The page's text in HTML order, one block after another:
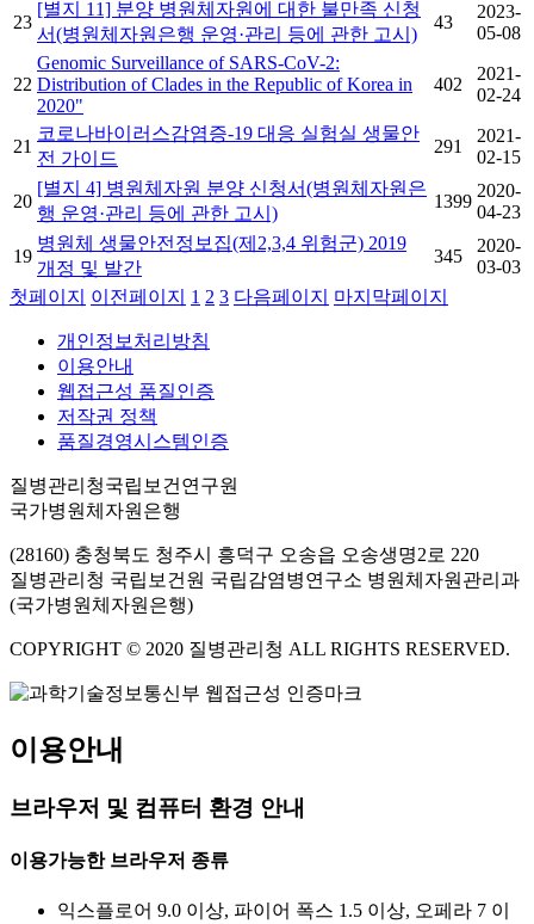
23
[별지 11] 분양 병원체자원에 대한 불만족 신청
서(병원체자원은행 운영·관리 등에 관한 고시)
43
2023-
05-08
22
Genomic Surveillance of SARS-CoV-2:
Distribution of Clades in the Republic of Korea in
2020"
402
2021-
02-24
21
코로나바이러스감염증-19 대응 실험실 생물안
전 가이드
291
2021-
02-15
20
[별지 4] 병원체자원 분양 신청서(병원체자원은
행 운영·관리 등에 관한 고시)
1399
2020-
04-23
19
병원체 생물안전정보집(제2,3,4 위험군) 2019
개정 및 발간
345
2020-
03-03
첫페이지
이전페이지 1 2 3 다음페이지 마지막페이지
개인정보처리방침
이용안내
웹접근성 품질인증
저작권 정책
품질경영시스템인증
질병관리청국립보건연구원
국가병원체자원은행
(28160) 충청북도 청주시 흥덕구 오송읍 오송생명2로 220
질병관리청 국립보건원 국립감염병연구소 병원체자원관리과
(국가병원체자원은행)
COPYRIGHT © 2020 질병관리청 ALL RIGHTS RESERVED.
이용안내
브라우저 및 컴퓨터 환경 안내
이용가능한 브라우저 종류
익스플로어 9.0 이상, 파이어 폭스 1.5 이상, 오페라 7 이